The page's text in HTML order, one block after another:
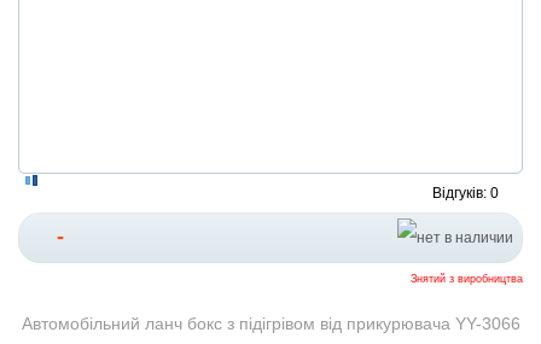
Відгуків: 0
-
Знятий з виробництва
Автомобільний ланч бокс з підігрівом від прикурювача YY-3066